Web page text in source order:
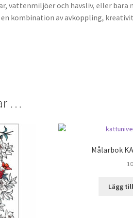
vattenmiljöer och havsliv, eller bara
kombination av avkoppling,
…
Målarbok
Lägg